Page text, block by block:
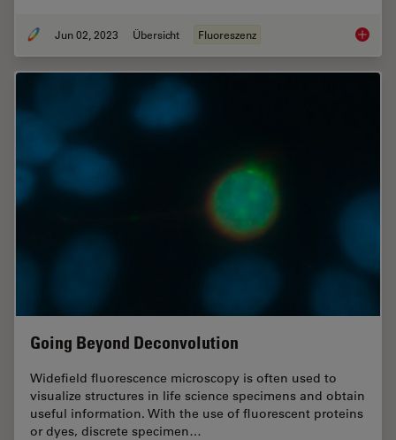
Jun 02, 2023 Übersicht Fluoreszenz An
Going Beyond Deconvolution
Widefield fluorescence microscopy is often used to
visualize structures in life science specimens and obtain
useful information. With the use of fluorescent proteins
or dyes, discrete specimen…